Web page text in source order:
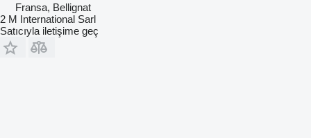
Fransa, Bellignat
2 M International Sarl
Satıcıyla iletişime geç